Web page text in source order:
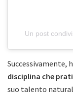
Un post
Successivamente,
disciplina che
suo talento